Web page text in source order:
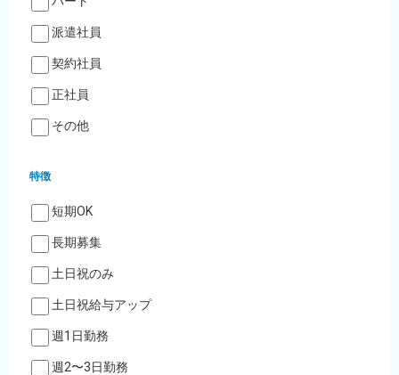
派遣社員
契約社員
正社員
その他
特徴
短期OK
長期募集
土日祝のみ
土日祝給与アップ
週1日勤務
週2〜3日勤務